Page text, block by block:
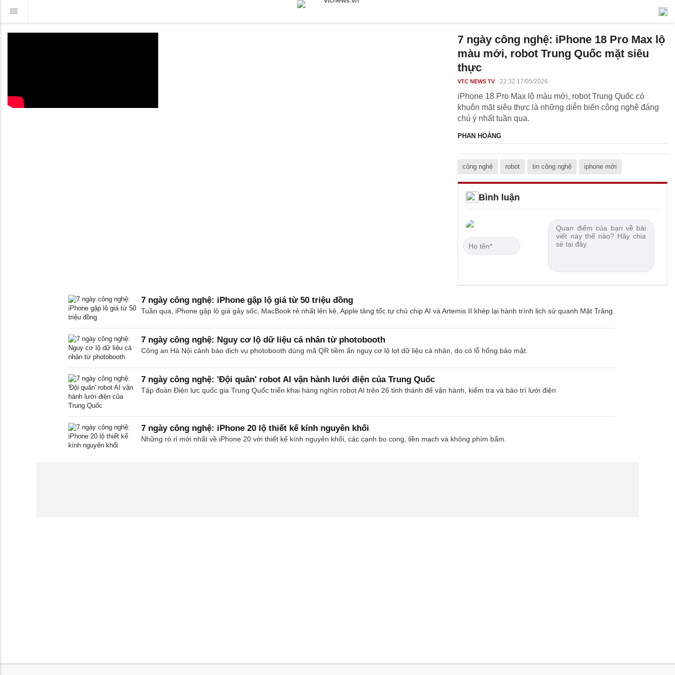
7 ngày công nghệ: iPhone 18 Pro Max lộ
màu mới, robot Trung Quốc mặt siêu
thực
VTC NEWS TV 22:32 17/05/2026
iPhone 18 Pro Max lộ màu mới, robot Trung Quốc có
khuôn mặt siêu thực là những diễn biến công nghệ đáng
chú ý nhất tuần qua.
PHAN HOÀNG
công nghệ robot tin công nghệ iphone mới
Bình luận
7 ngày công nghệ: iPhone gập lộ giá từ 50 triệu đồng
Tuần qua, iPhone gập lộ giá gây sốc, MacBook rẻ nhất lên kệ, Apple tăng tốc tự chủ chip AI và Artemis II khép lại hành trình lịch sử quanh Mặt Trăng.
7 ngày công nghệ: Nguy cơ lộ dữ liệu cá nhân từ photobooth
Công an Hà Nội cảnh báo dịch vụ photobooth dùng mã QR tiềm ẩn nguy cơ lộ lọt dữ liệu cá nhân, do có lỗ hổng bảo mật.
7 ngày công nghệ: 'Đội quân' robot AI vận hành lưới điện của Trung Quốc
Tập đoàn Điện lực quốc gia Trung Quốc triển khai hàng nghìn robot AI trên 26 tỉnh thành để vận hành, kiểm tra và bảo trì lưới điện
7 ngày công nghệ: iPhone 20 lộ thiết kế kính nguyên khối
Những rò rỉ mới nhất về iPhone 20 với thiết kế kính nguyên khối, các cạnh bo cong, liền mạch và không phím bấm.